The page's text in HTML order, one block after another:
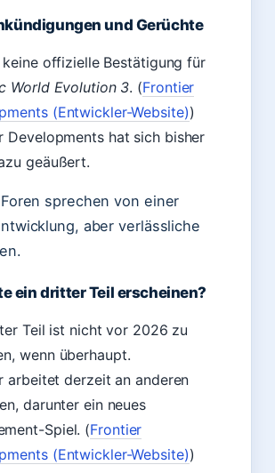
und Gerüchte
offizielle Bestätigung für
World Evolution 3. (Frontier
(Entwickler-Website))
Developments hat sich bisher
geäußert.
sprechen von einer
aber verlässliche
ein dritter Teil erscheinen?
Teil ist nicht vor 2026 zu
wenn überhaupt.
arbeitet derzeit an anderen
darunter ein neues
Spiel. (Frontier
(Entwickler-Website))